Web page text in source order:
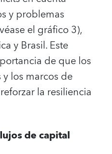
y problemas
el gráfico 3),
y Brasil. Este
de que los
los marcos de
la resiliencia
de capital